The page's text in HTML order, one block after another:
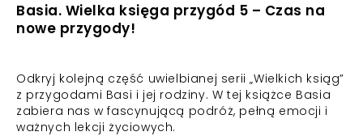
Basia. Wielka księga przygód 5 – Czas na
nowe przygody!
Odkryj kolejną część uwielbianej serii „Wielkich ksiąg”
z przygodami Basi i jej rodziny. W tej książce Basia
zabiera nas w fascynującą podróż, pełną emocji i
ważnych lekcji życiowych.